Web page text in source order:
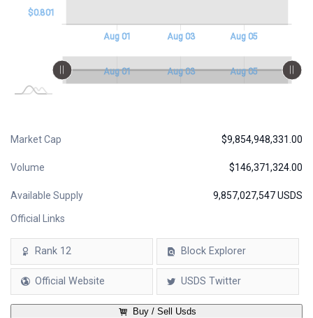
Market Cap $9,854,948,331.00
Volume $146,371,324.00
Available Supply 9,857,027,547 USDS
Official Links
Rank 12 Block Explorer
Official Website USDS Twitter
Buy / Sell Usds
$0.801
Aug 01 Aug 03 Aug 05
L
Jul 30
Jul 31 Aug 01
Aug 02 Aug 03
Aug 04 Aug 05
Aug 06
Aug 07